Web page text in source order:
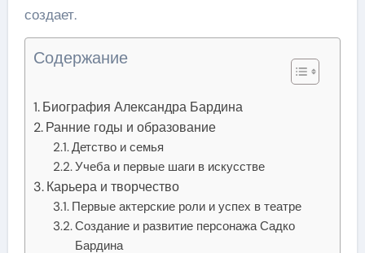
создает.
Содержание
Биография Александра Бардина
Ранние годы и образование
Детство и семья
Учеба и первые шаги в искусстве
Карьера и творчество
Первые актерские роли и успех в театре
Создание и развитие персонажа Садко
Бардина